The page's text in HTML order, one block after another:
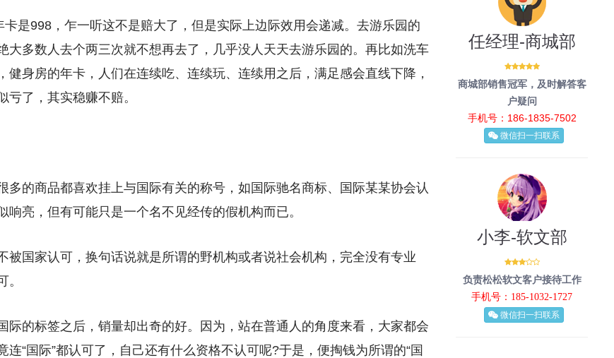
是998，乍一听这不是赔大了，但是实际上边际效用会递减。去游乐园的
大多数人去个两三次就不想再去了，几乎没人天天去游乐园的。再比如洗车
健身房的年卡，人们在连续吃、连续玩、连续用之后，满足感会直线下降，
了，其实稳赚不赔。
多的商品都喜欢挂上与国际有关的称号，如国际驰名商标、国际某某协会认
响亮，但有可能只是一个名不见经传的假机构而已。
被国家认可，换句话说就是所谓的野机构或者说社会机构，完全没有专业
际的标签之后，销量却出奇的好。因为，站在普通人的角度来看，大家都会
连“国际”都认可了，自己还有什么资格不认可呢?于是，便掏钱为所谓的“国
任经理-商城部
商城部销售冠军，及时解答客
户疑问
手机号：186-1835-7502
微信扫一扫联系
小李-软文部
负责松松软文客户接待工作
手机号：185-1032-1727
微信扫一扫联系